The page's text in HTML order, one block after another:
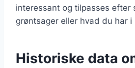
interessant og tilpasses efter
grøntsager eller hvad du har i
Historiske data